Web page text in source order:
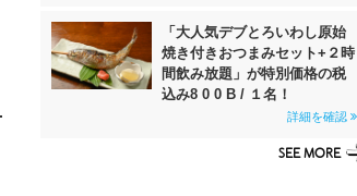
「大人気デブとろいわし原始
焼き付きおつまみセット+２時
間飲み放題」が特別価格の税
込み8 0 0 B / １名！
詳細を確認
SEE MORE